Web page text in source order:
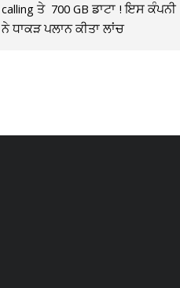
calling ਤੇ 700 GB ਡਾਟਾ ! ਇਸ ਕੰਪਨੀ
ਨੇ ਧਾਕੜ ਪਲਾਨ ਕੀਤਾ ਲਾਂਚ